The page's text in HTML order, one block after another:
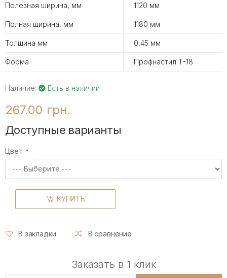
Полезная ширина, мм 1120 мм
Полная ширина, мм 1180 мм
Толщина мм 0,45 мм
Форма Профнастил Т-18
Наличие: Есть в наличии
267.00 грн.
Доступные варианты
Цвет
КУПИТЬ
В закладки В сравнение
Заказать в 1 клик